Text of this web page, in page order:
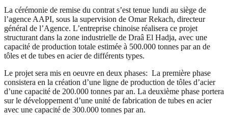
La cérémonie de remise du contrat s’est tenue lundi au siège de
l’agence AAPI, sous la supervision de Omar Rekach, directeur
général de l’Agence. L’entreprise chinoise réalisera ce projet
structurant dans la zone industrielle de Draâ El Hadja, avec une
capacité de production totale estimée à 500.000 tonnes par an de
tôles et de tubes en acier de différents types.
Le projet sera mis en oeuvre en deux phases: La première phase
consistera en la création d’une ligne de production de tôles d’acier
d’une capacité de 200.000 tonnes par an. La deuxième phase portera
sur le développement d’une unité de fabrication de tubes en acier
avec une capacité de 300.000 tonnes par an.